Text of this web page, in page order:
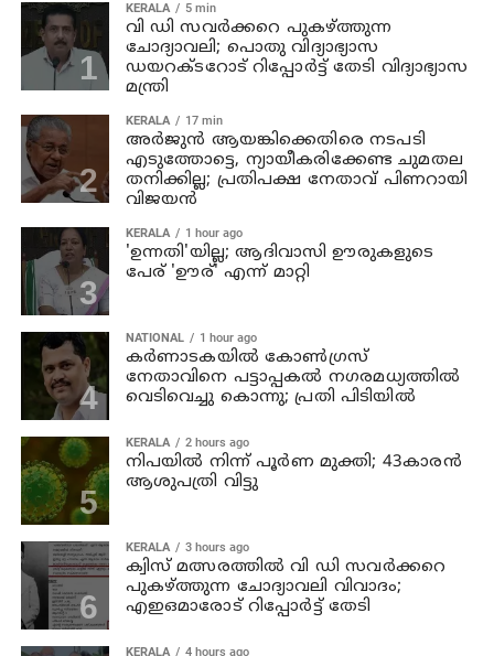
KERALA 5 min
വി ഡി സവര്‍ക്കറെ പുകഴ്ത്തുന്ന
ചോദ്യാവലി; പൊതു വിദ്യാഭ്യാസ
ഡയറക്ടറോട് റിപ്പോര്‍ട്ട് തേടി വിദ്യാഭ്യാസ
മന്ത്രി
KERALA 17 min
അര്‍ജുന്‍ ആയങ്കിക്കെതിരെ നടപടി
എടുത്തോട്ടെ, ന്യായീകരിക്കേണ്ട ചുമതല
തനിക്കില്ല; പ്രതിപക്ഷ നേതാവ് പിണറായി
വിജയന്‍
KERALA 1 hour ago
'ഉന്നതി'യില്ല; ആദിവാസി ഊരുകളുടെ
പേര് 'ഊര്' എന്ന് മാറ്റി
NATIONAL 1 hour ago
കര്‍ണാടകയില്‍ കോണ്‍ഗ്രസ്
നേതാവിനെ പട്ടാപ്പകല്‍ നഗരമധ്യത്തില്‍
വെടിവെച്ചു കൊന്നു; പ്രതി പിടിയില്‍
KERALA 2 hours ago
നിപയില്‍ നിന്ന് പൂര്‍ണ മുക്തി; 43കാരന്‍
ആശുപത്രി വിട്ടു
KERALA 3 hours ago
ക്വിസ് മത്സരത്തില്‍ വി ഡി സവര്‍ക്കറെ
പുകഴ്ത്തുന്ന ചോദ്യാവലി വിവാദം;
എഇഒമാരോട് റിപ്പോര്‍ട്ട് തേടി
KERALA 4 hours ago